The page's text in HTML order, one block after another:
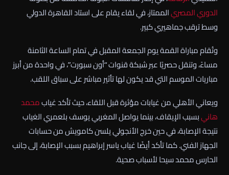
الدوري المصريالممتاز، في لقاء يقام على استاد القاهرة الدولي
وسط ترقب جماهيري كبير.
وتُقام مباراة القمة يوم الجمعة المقبل في تمام الساعة الثامنة
مساءً، وتنقل حصريًا عبر شبكة قنوات “أون سبورت”، في واحدة من أبرز
مباريات الموسم التي قد يكون لها تأثير مباشر على سباق اللقب.
ويعاني الأهلي من غيابات مؤثرة قبل اللقاء، حيث تأكد غيابمحمد
هانيبسبب الإيقاف، بينما يواصل المغربي يوسف بلعمري الغياب
نتيجة الإصابة، في حين خرج الأنجولي يلسن كامويش من حسابات
الجهاز الفني. كما تأكد أيضًا غياب ياسر إبراهيم بسبب الإصابة، إلى جانب
الحارس محمد سيحا لأسباب صحية.